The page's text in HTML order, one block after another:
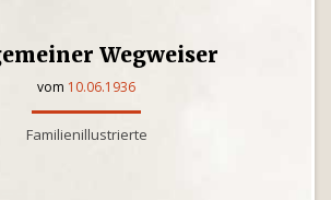
Wegweiser
vom 10.06.1936
Familienillustrierte